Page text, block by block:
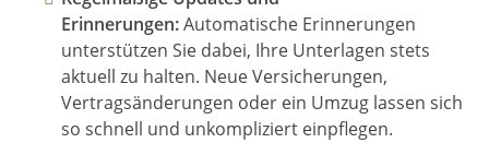
Erinnerungen:Automatische Erinnerungen
unterstützen Sie dabei, Ihre Unterlagen stets
aktuell zu halten. Neue Versicherungen,
Vertragsänderungen oder ein Umzug lassen sich
so schnell und unkompliziert einpflegen.